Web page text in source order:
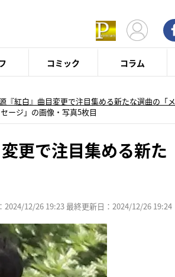
コミック コラム
『紅白』曲目変更で注目集める新たな選曲の「メ
ージ」の画像・写真5枚目
更で注目集める新た
2024/12/26 19:23 最終更新日：2024/12/26 19:24